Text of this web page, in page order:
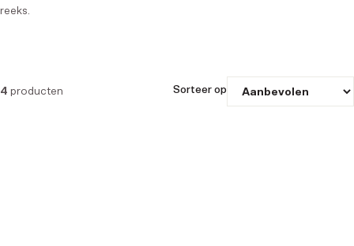
reeks.
4 producten Sorteer op